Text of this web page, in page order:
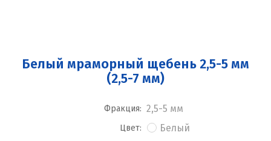
Белый мраморный щебень 2,5-5 мм
(2,5-7 мм)
Фракция: 2,5-5 мм
Цвет: Белый